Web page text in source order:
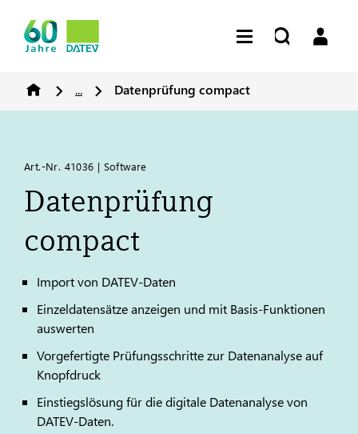
... Datenprüfung compact
Art.-Nr. 41036 | Software
Datenprüfung
compact
Import von DATEV-Daten
Einzeldatensätze anzeigen und mit Basis-Funktionen
auswerten
Vorgefertigte Prüfungsschritte zur Datenanalyse auf
Knopfdruck
Einstiegslösung für die digitale Datenanalyse von
DATEV-Daten.